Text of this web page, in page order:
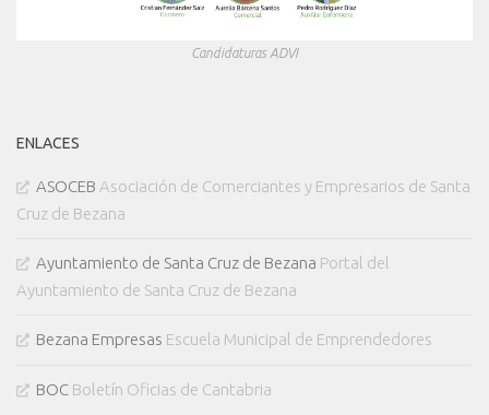
Candidaturas ADVI
ENLACES
ASOCEB Asociación de Comerciantes y Empresarios de Santa
Cruz de Bezana
Ayuntamiento de Santa Cruz de Bezana Portal del
Ayuntamiento de Santa Cruz de Bezana
Bezana Empresas Escuela Municipal de Emprendedores
BOC Boletín Oficias de Cantabria